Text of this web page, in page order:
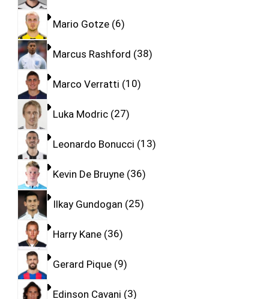
Mario Gotze 6
Marcus Rashford 38
Marco Verratti 10
Luka Modric 27
Leonardo Bonucci 13
Kevin De Bruyne 36
Ilkay Gundogan 25
Harry Kane 36
Gerard Pique 9
Edinson Cavani 3